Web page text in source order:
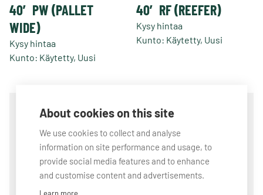
40′ PW (PALLET
WIDE)
Kysy hintaa
Kunto: Käytetty, Uusi
40′ RF (REEFER)
Kysy hintaa
Kunto: Käytetty, Uusi
About cookies on this site
We use cookies to collect and analyse
information on site performance and usage, to
provide social media features and to enhance
and customise content and advertisements.
Learn more